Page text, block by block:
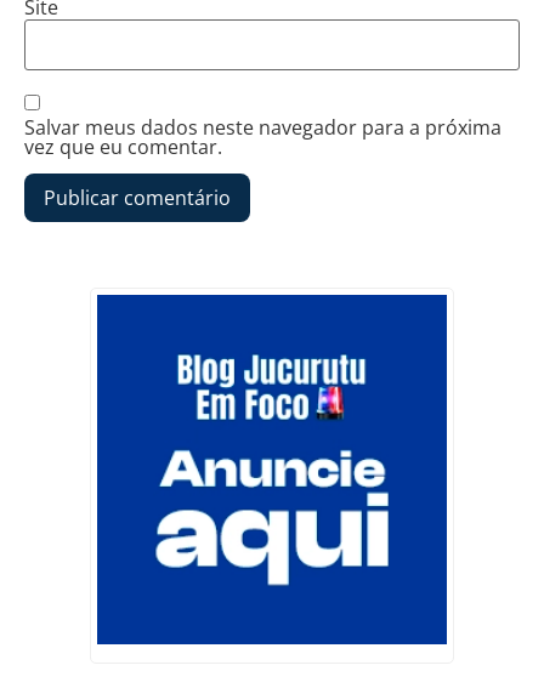
Site
Salvar meus dados neste navegador para a próxima
vez que eu comentar.